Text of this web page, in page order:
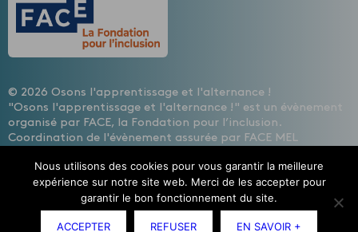
© 2026 Osons l'apprentissage et l'alternance !
"Osons l'apprentissage et l'alternance !" est un évènement
organisé par FACE, la Fondation pour l’inclusion.
Coordination de l'évènement assurée par FACE MEL
Design : Cécile Lisbonis - Gestion de projet web : Agence
Mademoiselle Associée - Développement site internet :
Etienne Delcambre
Nous utilisons des cookies pour vous garantir la meilleure
expérience sur notre site web. Merci de les accepter pour
garantir le bon fonctionnement du site.
ACCEPTER REFUSER EN SAVOIR +